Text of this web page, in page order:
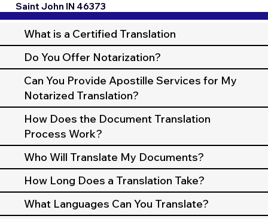
Saint John IN 46373
What is a Certified Translation
Do You Offer Notarization?
Can You Provide Apostille Services for My
Notarized Translation?
How Does the Document Translation
Process Work?
Who Will Translate My Documents?
How Long Does a Translation Take?
What Languages Can You Translate?